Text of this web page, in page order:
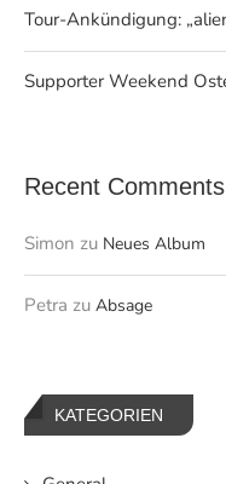
Tour-Ankündigung:
Supporter Weekend
Recent Comments
Simon zu Neues Album
Petra zu Absage
KATEGORIEN